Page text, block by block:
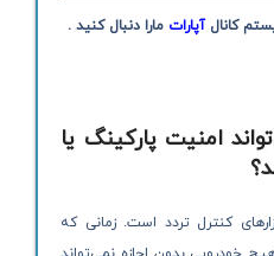
کانالآپارات مارا دنبال کنید .
امنیت پارکینگ یا
کنترل تردد است. زمانی که